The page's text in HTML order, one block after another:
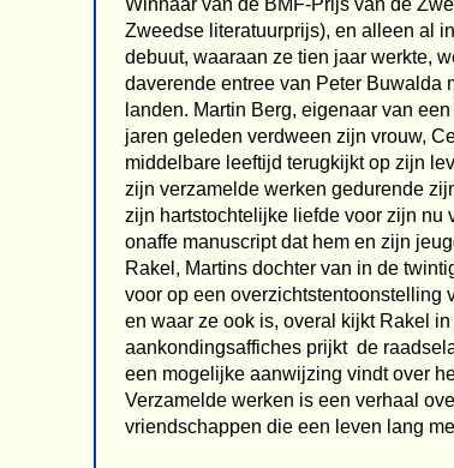
Zweedse literatuurprijs), en alleen al
debuut, waaraan ze tien jaar werkte,
daverende entree van Peter Buwalda
landen. Martin Berg, eigenaar van
jaren geleden verdween zijn vrouw,
middelbare leeftijd terugkijkt op zijn
zijn verzamelde werken gedurende
zijn hartstochtelijke liefde voor zijn nu
onaffe manuscript dat hem en zijn
Rakel, Martins dochter van in de
voor op een overzichtstentoonstelling
en waar ze ook is, overal kijkt Rakel
aankondingsaffiches prijkt  de
een mogelijke aanwijzing vindt over
Verzamelde werken is een verhaal
vriendschappen die een leven lang